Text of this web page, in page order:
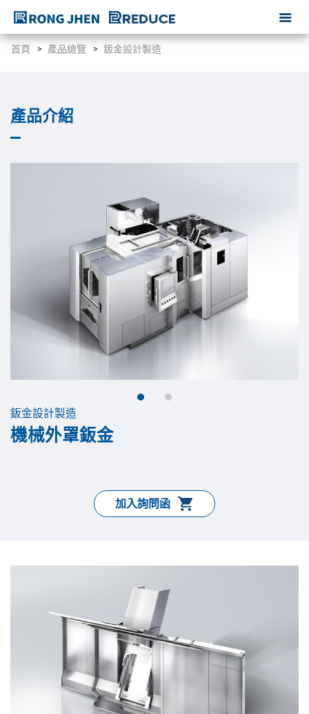
首頁 產品總覽 鈑金設計製造
產品介紹
鈑金設計製造
機械外罩鈑金
加入詢問函